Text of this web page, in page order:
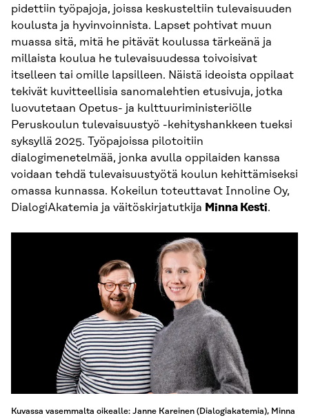
pidettiin työpajoja, joissa keskusteltiin tulevaisuuden
koulusta ja hyvinvoinnista. Lapset pohtivat muun
muassa sitä, mitä he pitävät koulussa tärkeänä ja
millaista koulua he tulevaisuudessa toivoisivat
itselleen tai omille lapsilleen. Näistä ideoista oppilaat
tekivät kuvitteellisia sanomalehtien etusivuja, jotka
luovutetaan Opetus- ja kulttuuriministeriölle
Peruskoulun tulevaisuustyö -kehityshankkeen tueksi
syksyllä 2025. Työpajoissa pilotoitiin
dialogimenetelmää, jonka avulla oppilaiden kanssa
voidaan tehdä tulevaisuustyötä koulun kehittämiseksi
omassa kunnassa. Kokeilun toteuttavat Innoline Oy,
DialogiAkatemia ja väitöskirjatutkija Minna Kesti.
Kuvassa vasemmalta oikealle: Janne Kareinen (Dialogiakatemia), Minna